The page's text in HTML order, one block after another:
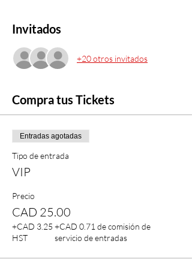
Invitados
+20 otros invitados
Compra tus Tickets
Entradas agotadas
Tipo de entrada
VIP
Precio
CAD 25.00
+CAD 3.25
HST
+CAD 0.71 de comisión de
servicio de entradas